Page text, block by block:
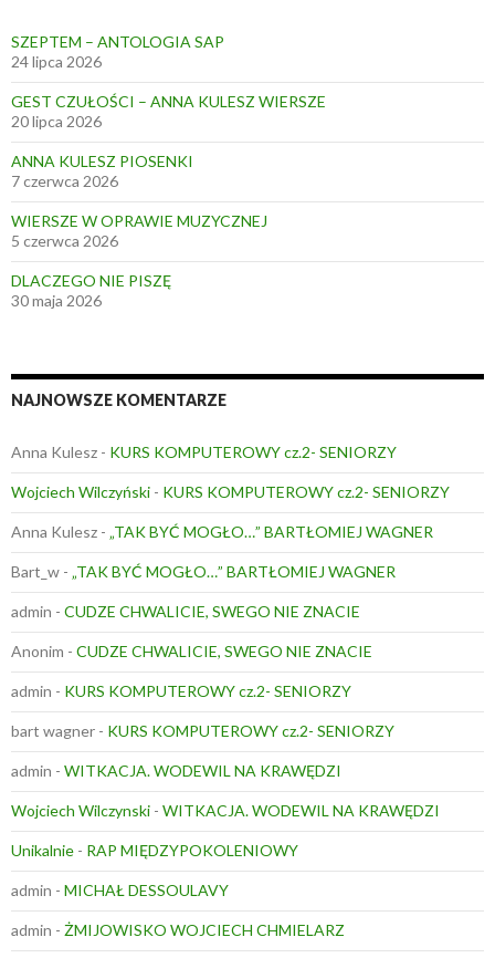
SZEPTEM – ANTOLOGIA SAP
24 lipca 2026
GEST CZUŁOŚCI – ANNA KULESZ WIERSZE
20 lipca 2026
ANNA KULESZ PIOSENKI
7 czerwca 2026
WIERSZE W OPRAWIE MUZYCZNEJ
5 czerwca 2026
DLACZEGO NIE PISZĘ
30 maja 2026
NAJNOWSZE KOMENTARZE
Anna Kulesz - KURS KOMPUTEROWY cz.2- SENIORZY
Wojciech Wilczyński - KURS KOMPUTEROWY cz.2- SENIORZY
Anna Kulesz - „TAK BYĆ MOGŁO…” BARTŁOMIEJ WAGNER
Bart_w - „TAK BYĆ MOGŁO…” BARTŁOMIEJ WAGNER
admin - CUDZE CHWALICIE, SWEGO NIE ZNACIE
Anonim - CUDZE CHWALICIE, SWEGO NIE ZNACIE
admin - KURS KOMPUTEROWY cz.2- SENIORZY
bart wagner - KURS KOMPUTEROWY cz.2- SENIORZY
admin - WITKACJA. WODEWIL NA KRAWĘDZI
Wojciech Wilczynski - WITKACJA. WODEWIL NA KRAWĘDZI
Unikalnie - RAP MIĘDZYPOKOLENIOWY
admin - MICHAŁ DESSOULAVY
admin - ŻMIJOWISKO WOJCIECH CHMIELARZ